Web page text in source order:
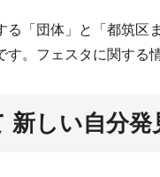
「団体」と「都筑
。フェスタに関する
しい自分発